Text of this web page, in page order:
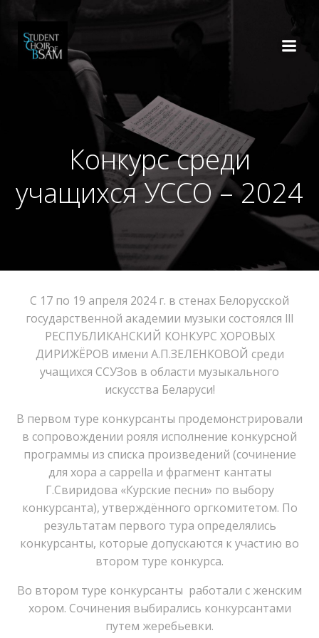
Конкурс среди
учащихся УССО – 2024
С 17 по 19 апреля 2024 г. в стенах Белорусской
государственной академии музыки состоялся lll
РЕСПУБЛИКАНСКИЙ КОНКУРС ХОРОВЫХ
ДИРИЖЁРОВ имени А.П.ЗЕЛЕНКОВОЙ среди
учащихся ССУЗов в области музыкального
искусства Беларуси!
В первом туре конкурсанты продемонстрировали
в сопровождении рояля исполнение конкурсной
программы из списка произведений (сочинение
для хора a cappella и фрагмент кантаты
Г.Свиридова «Курские песни» по выбору
конкурсанта), утверждённого оргкомитетом. По
результатам первого тура определялись
конкурсанты, которые допускаются к участию во
втором туре конкурса.
Во втором туре конкурсанты работали с женским
хором. Сочинения выбирались конкурсантами
путем жеребьевки.